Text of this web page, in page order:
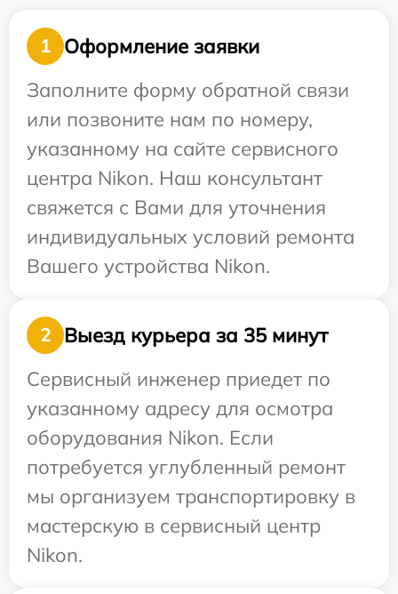
1
Оформление заявки
Заполните форму обратной связи
или позвоните нам по номеру,
указанному на сайте сервисного
центра Nikon. Наш консультант
свяжется с Вами для уточнения
индивидуальных условий ремонта
Вашего устройства Nikon.
2
Выезд курьера за 35 минут
Сервисный инженер приедет по
указанному адресу для осмотра
оборудования Nikon. Если
потребуется углубленный ремонт
мы организуем транспортировку в
мастерскую в сервисный центр
Nikon.